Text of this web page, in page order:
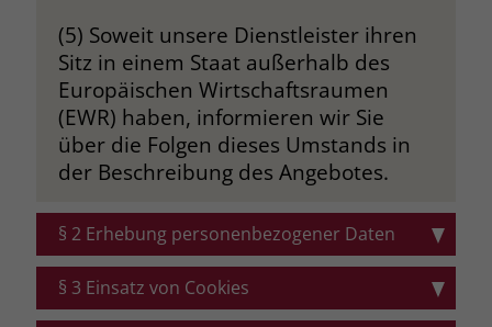
(5) Soweit unsere Dienstleister ihren
Sitz in einem Staat außerhalb des
Europäischen Wirtschaftsraumen
(EWR) haben, informieren wir Sie
über die Folgen dieses Umstands in
der Beschreibung des Angebotes.
§ 2 Erhebung personenbezogener Daten
(1) Bei einer informatorischen
Nutzung der Website, d. h. wenn Sie
§ 3 Einsatz von Cookies
Anbieter Google Ads
Laufzeit 90 Tage
Zweck
Dieses Cookie wird gesetzt, wenn ein
User über einen Klick auf eine Google
Werbeanzeige auf die Website gelangt.
welche Werbeanzeige geklickt wurde,
sodass erzielte Erfolge wie z.B.
Anzeige zugewiesen werden können.